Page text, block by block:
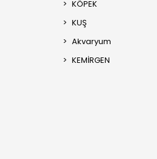
KÖPEK
KUŞ
Akvaryum
KEMİRGEN